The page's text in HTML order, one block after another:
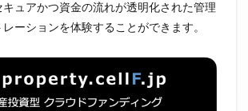
ュアかつ資金の流れが透明化された管理
ーションを体験することができます。
イベント出展 セキュリティトークン